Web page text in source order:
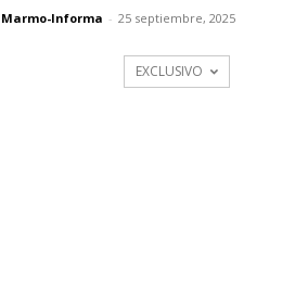
Marmo-Informa - 25 septiembre, 2025
EXCLUSIVO